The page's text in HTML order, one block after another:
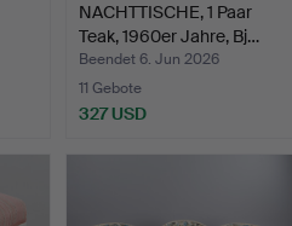
NACHTTISCHE, 1 Paar
Teak, 1960er Jahre, Bj…
Beendet 6. Jun 2026
11 Gebote
327 USD